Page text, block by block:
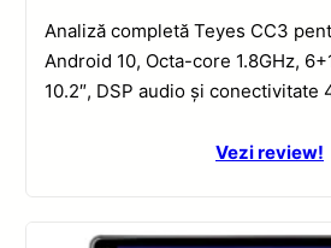
Analiză completă Teyes CC3
Android 10, Octa-core 1.8GHz,
10.2″, DSP audio și conectivitate
Vezi review!